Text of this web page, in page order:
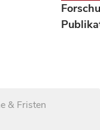
& Fristen